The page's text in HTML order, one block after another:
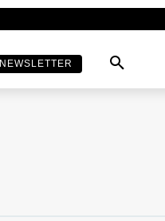
NEWSLETTER